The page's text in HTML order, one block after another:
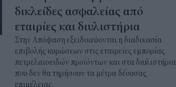
δικλείδες ασφαλείας από
εταιρίες και διυλιστήρια
Στην Απόφαση εξειδικεύονται η διαδικασία
επιβολής κυρώσεων στις εταιρείες εμπορίας
πετρελαιοειδών προϊόντων και στα διυλιστήρια
που δεν θα τηρήσουν τα μέτρα δέουσας
επιμέλειας.